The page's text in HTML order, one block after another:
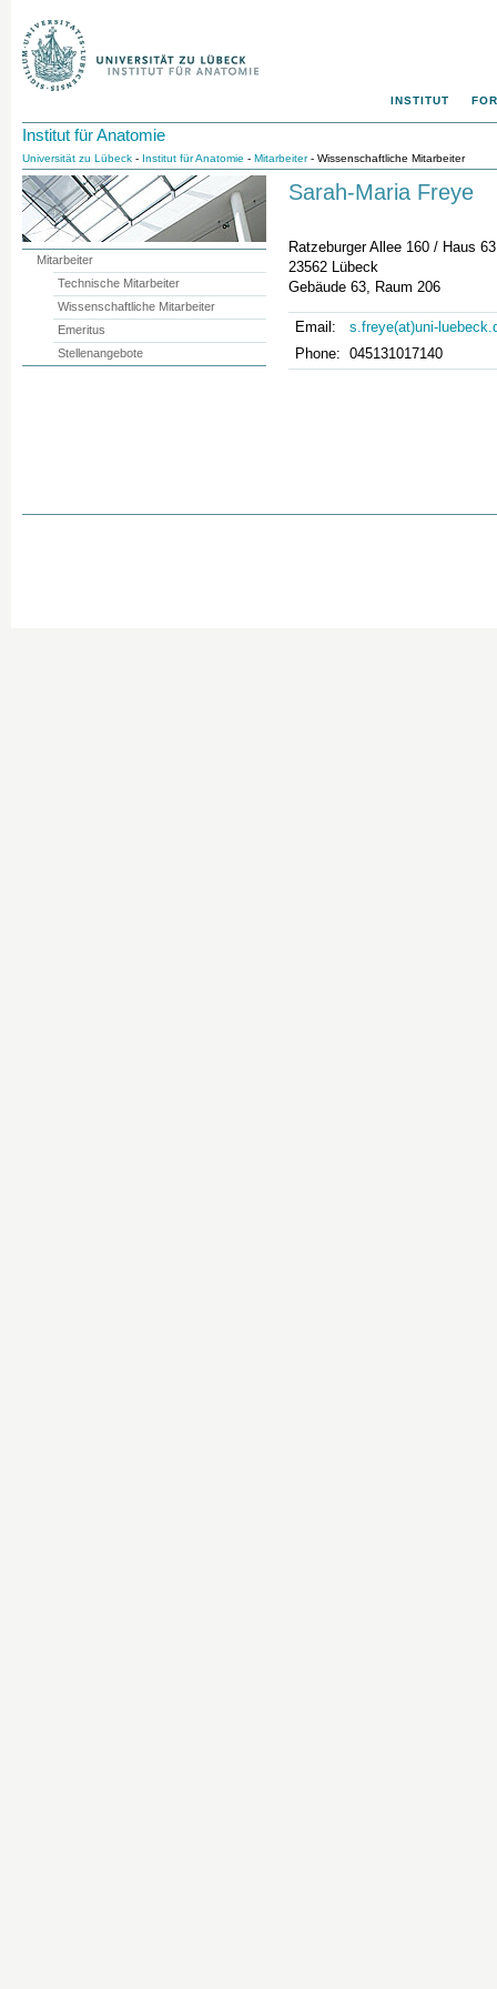
INSTITUT
Institut für Anatomie
Universität zu Lübeck - Institut für Anatomie - Mitarbeiter- Wissenschaftliche Mitarbeiter
Sarah-Maria Freye
Ratzeburger Allee 160 / Haus 63
23562 Lübeck
Gebäude 63, Raum 206
Email:
s.freye(at)uni-
Phone: 045131017140
Mitarbeiter
Technische Mitarbeiter
Wissenschaftliche Mitarbeiter
Emeritus
Stellenangebote